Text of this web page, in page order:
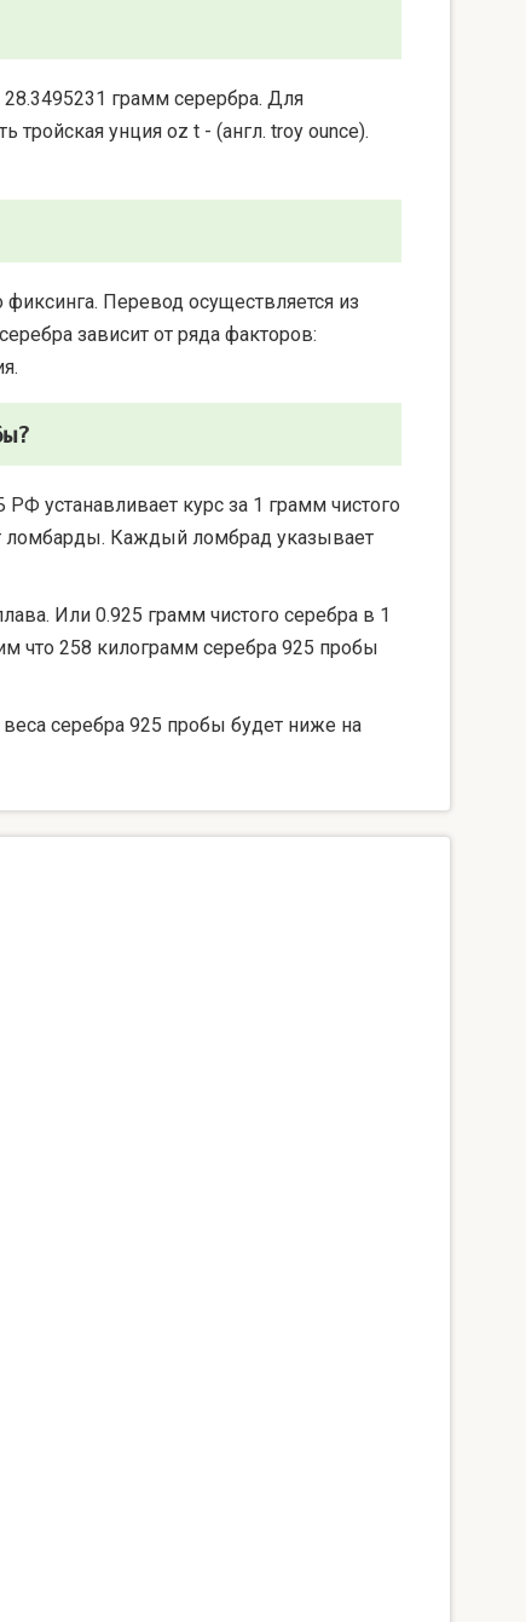
грамм серербра. Для
тройская унция oz t - (англ. troy ounce).
Перевод осуществляется из
зависит от ряда факторов:
устанавливает курс за 1 грамм чистого
ломбарды. Каждый ломбрад указывает
Или 0.925 грамм чистого серебра в 1
что 258 килограмм серебра 925 пробы
серебра 925 пробы будет ниже на